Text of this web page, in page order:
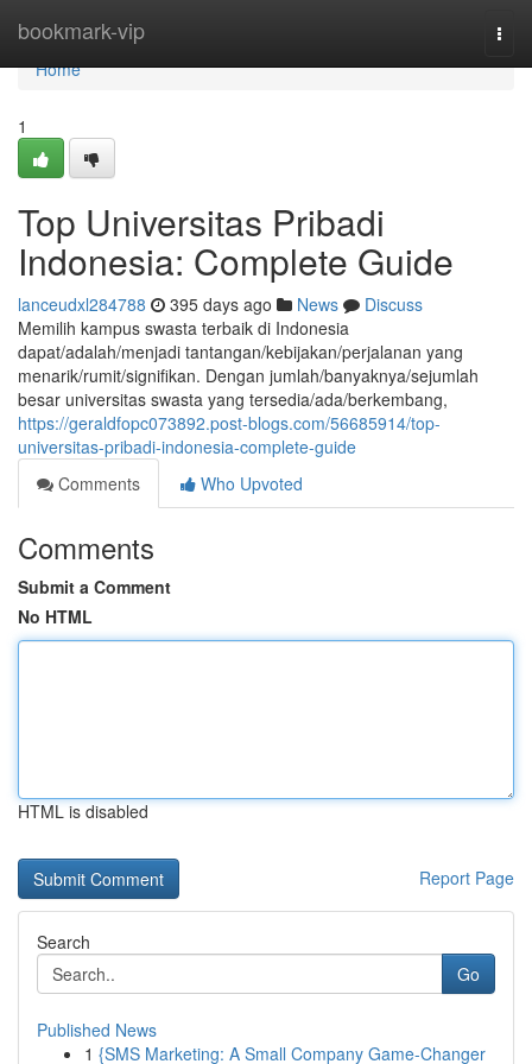
bookmark-vip
Home
Home
1
Top Universitas Pribadi
Indonesia: Complete Guide
lanceudxl284788 395 days ago News
Discuss
Memilih kampus swasta terbaik di Indonesia
dapat/adalah/menjadi tantangan/kebijakan/perjalanan yang
menarik/rumit/signifikan. Dengan jumlah/banyaknya/sejumlah
besar universitas swasta yang tersedia/ada/berkembang,
https://geraldfopc073892.post-blogs.com/56685914/top-
universitas-pribadi-indonesia-complete-guide
Comments
Who Upvoted
Comments
Submit a Comment
No HTML
HTML is disabled
Report Page
Search
Go
Published News
1 {SMS Marketing: A Small Company Game-Changer